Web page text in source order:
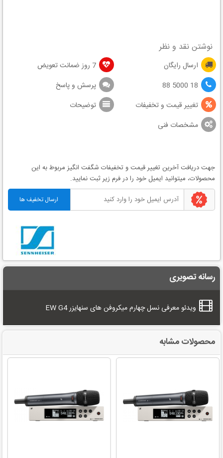
نوشتن نقد و نظر
ارسال رایگان
7 روز ضمانت تعویض
18 5000 88
پرسش و پاسخ
تغییر قیمت و تخفیفات
توضیحات
مشخصات فنی
جهت دریافت آخرین تغییر قیمت و تخفیفات شگفت انگیز مربوط به این
محصولات، میتوانید ایمیل خود را در فرم زیر ثبت نمایید.
رسانه تصویری
ویدئو معرفی نسل چهارم میکروفن های سنهایزر EW G4
محصولات مشابه